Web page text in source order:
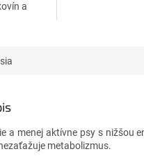
a
a menej aktívne psy s nižšou
metabolizmus.